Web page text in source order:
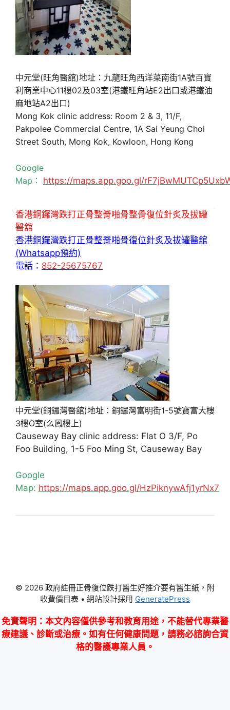
中元堂(旺角醫舘)地址：九龍旺角西洋菜南街1A號百寶
利商業中心11樓02及03室(港鐵旺角站E2出口或港鐵油
麻地站A2出口)
Mong Kok clinic address: Room 2 & 3, 11/F,
Pakpolee Commercial Centre, 1A Sai Yeung Choi
Street South, Mong Kok, Kowloon, Hong Kong
Google
Map： https://maps.app.goo.gl/
香港銅鑼灣跌打正骨整脊啪骨整骨復位針炙及拔罐
醫舘
香港銅鑼灣跌打正骨整脊啪骨復位針炙及拔罐醫舘
(Whatsapp預約)
電話： 852-25675767
中元堂(銅鑼灣醫舘)地址：銅鑼灣富明街1-5號寶富大樓
3樓O室(么鳳樓上)
Causeway Bay clinic address: Flat O 3/F, Po
Foo Building, 1-5 Foo Ming St, Causeway Bay
Google
Map: https://maps.app.goo.gl/HzPiknywAfj1yrNx7
© 2026 政府註冊正骨復位跌打醫生好推介要有醫生紙，附
收費價目表 • 網站設計採用 GeneratePress
免責聲明 ：本文內容僅供參考和教育用途，不能替代專業醫
療建議、診斷或治療。如有任何健康問題，請務必諮詢合資
格的醫護專業人員。